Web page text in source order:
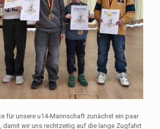
für unsere u14-Mannschaft zunächst ein paar
damit wir uns rechtzeitig auf die lange Zugfahrt